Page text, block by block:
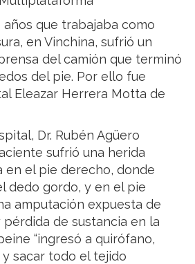
que trabajaba como
en Vinchina, sufrió un
del camión que terminó
del pie. Por ello fue
Eleazar Herrera Motta de
Dr. Rubén Agüero
sufrió una herida
el pie derecho, donde
dedo gordo, y en el pie
amputación expuesta de
de sustancia en la
“ingresó a quirófano,
sacar todo el tejido